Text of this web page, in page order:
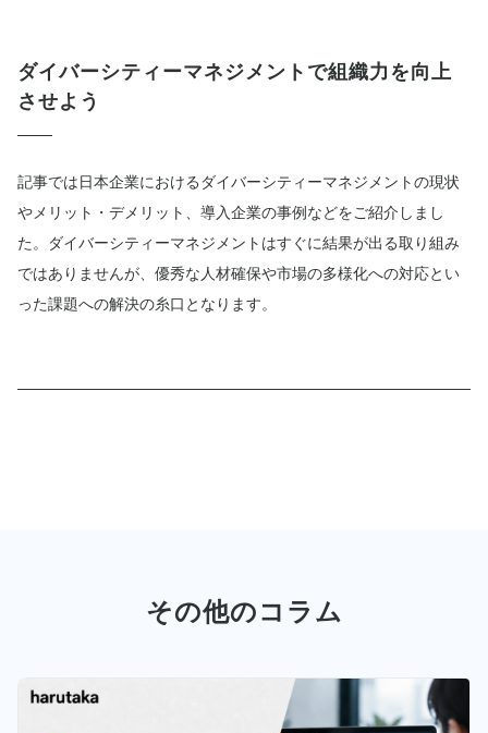
ダイバーシティーマネジメントで組織力を向上
させよう
記事では日本企業におけるダイバーシティーマネジメントの現状
やメリット・デメリット、導入企業の事例などをご紹介しまし
た。ダイバーシティーマネジメントはすぐに結果が出る取り組み
ではありませんが、優秀な人材確保や市場の多様化への対応とい
った課題への解決の糸口となります。
その他のコラム